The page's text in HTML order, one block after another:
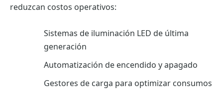
reduzcan costos operativos:
Sistemas de iluminación LED de última
generación
Automatización de encendido y apagado
Gestores de carga para optimizar consumos